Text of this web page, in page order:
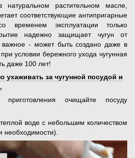
растительном масле,
соответствующие антипригарные
временем эксплуатации только
надежно защищает чугун от
важное - может быть создано даже в
условии бережного ухода чугунная
даже 100 лет!
ухаживать за чугунной посудой и
очищайте посуду
воде с небольшим количеством
необходимости).